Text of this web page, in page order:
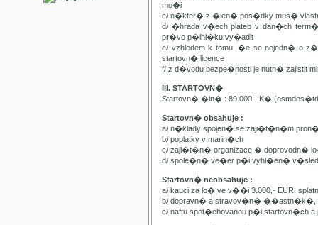
mo�i
c/ n�kter� z �len� pos�dky mus�
d/ �hrada v�ech plateb v dan�ch
pr�vo p�ihl�ku vy�adit
e/ vzhledem k tomu, �e se nejedn� o
startovn� licence
f/ z d�vodu bezpe�nosti je nutn� zajistit
III. STARTOVN�
Startovn� �in� : 89.000,- K�
Startovn� obsahuje :
a/ n�klady spojen� se zaji�t�n�m
b/ poplatky v marin�ch
c/ zaji�t�n� organizace � doprovodn�
d/ spole�n� ve�er p�i vyhl�en�
Startovn� neobsahuje :
a/ kauci za lo� ve v��i 3.000,- EUR,
b/ dopravn� a stravov�n� ��astn�k�,
c/ naftu spot�ebovanou p�i startovn�ch